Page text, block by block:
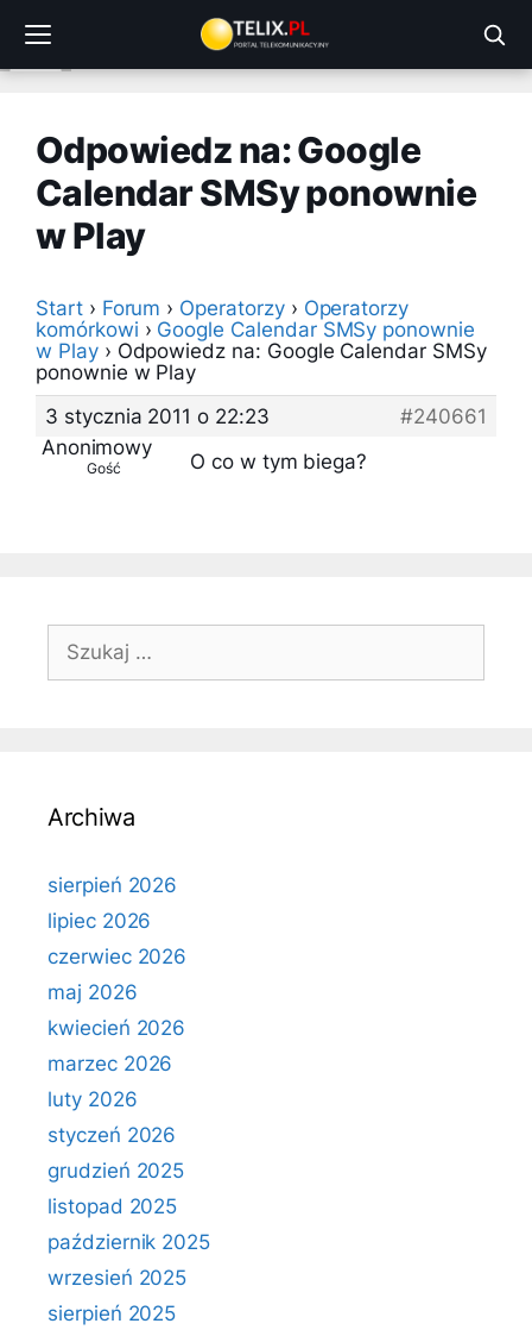
treści
Odpowiedz na: Google
Calendar SMSy ponownie
w Play
Start › Forum › Operatorzy › Operatorzy
komórkowi › Google Calendar SMSy ponownie
w Play › Odpowiedz na: Google Calendar SMSy
ponownie w Play
3 stycznia 2011 o 22:23
#240661
Anonimowy
Gość O co w tym biega?
Szukaj:
Archiwa
sierpień 2026
lipiec 2026
czerwiec 2026
maj 2026
kwiecień 2026
marzec 2026
luty 2026
styczeń 2026
grudzień 2025
listopad 2025
październik 2025
wrzesień 2025
sierpień 2025